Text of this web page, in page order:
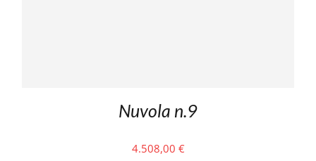
Nuvola n.9
4.508,00 €